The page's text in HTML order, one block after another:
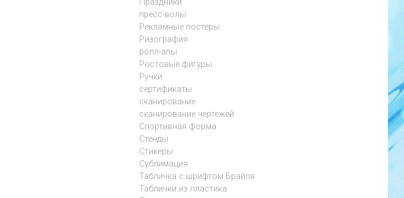
Праздники
пресс-волы
Рекламные постеры
Ризография
ролл-апы
Ростовые фигуры
Ручки
сертификаты
сканирование
сканирование чертежей
Спортивная форма
Стенды
Стикеры
Сублимация
Табличка с шрифтом Брайля
Таблички из пластика